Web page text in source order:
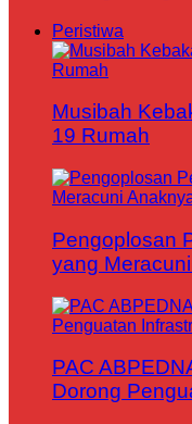
Peristiwa
Musibah
19 Rumah
Pengoplosan
yang
PAC
Dorong